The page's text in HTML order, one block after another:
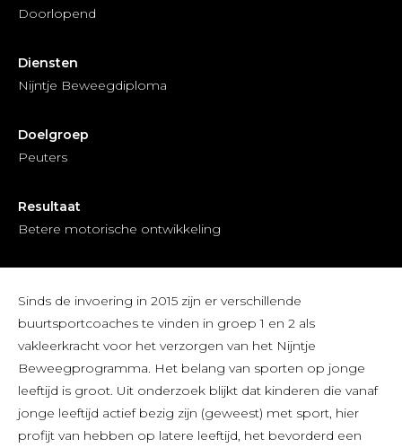
Doorlopend
Diensten
Nijntje Beweegdiploma
Doelgroep
Peuters
Resultaat
Betere motorische ontwikkeling
Sinds de invoering in 2015 zijn er verschillende
buurtsportcoaches te vinden in groep 1 en 2 als
vakleerkracht voor het verzorgen van het Nijntje
Beweegprogramma. Het belang van sporten op jonge
leeftijd is groot. Uit onderzoek blijkt dat kinderen die vanaf
jonge leeftijd actief bezig zijn (geweest) met sport, hier
profijt van hebben op latere leeftijd, het bevorderd een